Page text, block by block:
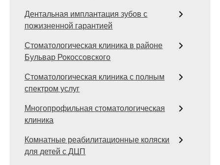
Дентальная имплантация зубов с
пожизненной гарантией
Стоматологическая клиника в районе
Бульвар Рокоссовского
Стоматологическая клиника с полным
спектром услуг
Многопрофильная стоматологическая
клиника
Комнатные реабилитационные коляски
для детей с ДЦП